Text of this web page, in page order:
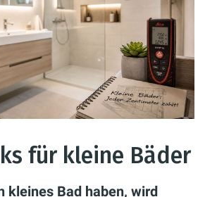
für kleine Bäder
kleines Bad haben, wird